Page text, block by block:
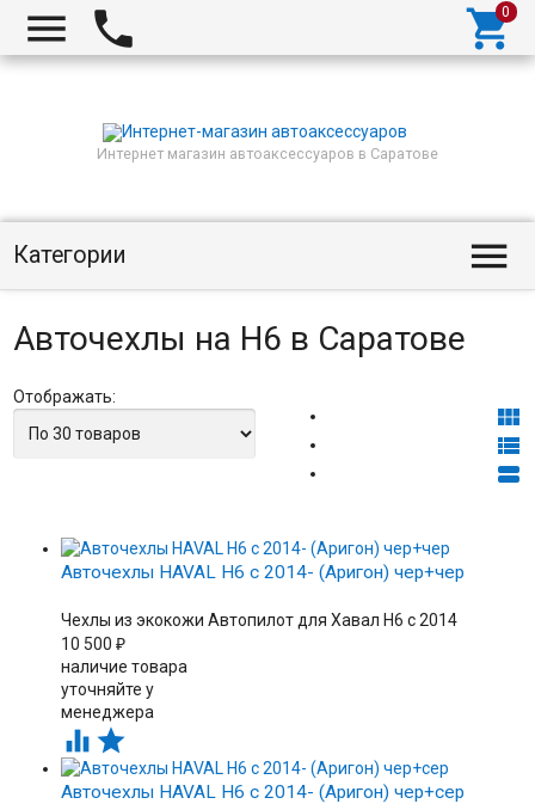
  
Интернет магазин автоаксессуаров в Саратове
Категории 
Авточехлы на H6 в Саратове
Отображать:



Авточехлы HAVAL H6 с 2014- (Аригон) чер+чер
Чехлы из экокожи Автопилот для Хавал H6 с 2014
10 500 ₽
наличие товара
уточняйте у
менеджера
 
Авточехлы HAVAL H6 с 2014- (Аригон) чер+сер